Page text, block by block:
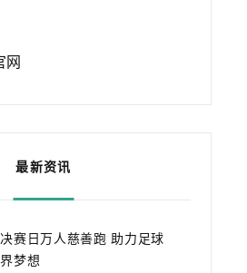
网
最新资讯
赛日万人慈善跑 助力足球
梦想